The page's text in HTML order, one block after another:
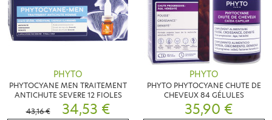
PHYTO
PHYTOCYANE MEN TRAITEMENT
ANTICHUTE SEVERE 12 FIOLES
43,16 €
34,53 €
PHYTO
PHYTO PHYTOCYANE CHUTE DE
CHEVEUX 84 GÉLULES
35,90 €